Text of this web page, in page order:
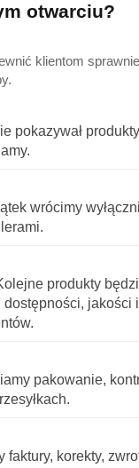
otwarciu?
klientom
pokazywał
wrócimy
produkty
jakości i
pakowanie,
faktury, korekty,